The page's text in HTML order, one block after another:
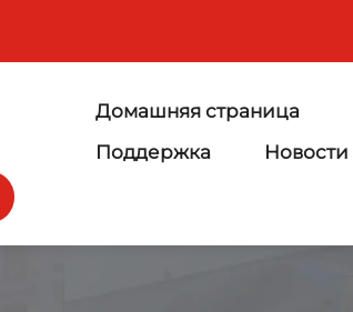
Домашняя страница
Поддержка
Новости